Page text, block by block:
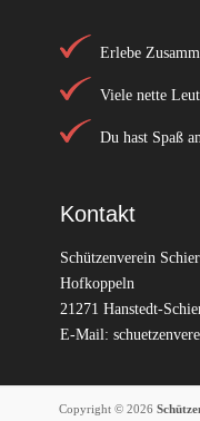
Erlebe
Viele nette
Du hast Spaß
Kontakt
Schützenverein
Hofkoppeln
21271 Hanstedt-
E-Mail:
Copyright © 2026